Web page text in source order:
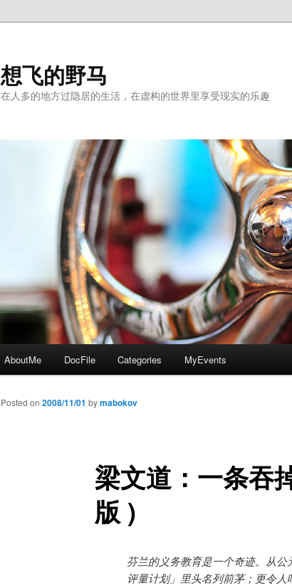
想飞的野马
在人多的地方过隐居的生活，在虚构的世界里享受现实的乐趣
AboutMe DocFile Categories MyEvents
梁文道：一条吞
版 )
Posted on 2008/11/01 bymabokov
芬兰的义务教育是一个奇迹。从
评量计划」里头名列前茅；更令